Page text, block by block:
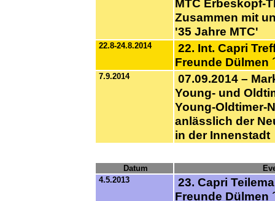
MTC Erbeskopf-
Zusammen mit
'35 Jahre MTC'
22.8-24.8.2014
22. Int. Capri
Freunde Dülmen
7.9.2014
07.09.2014 –
Young- und
Young-Oldtimer-
anlässlich der
in der Innenstadt
Datum
4.5.2013
23. Capri
Freunde Dülmen